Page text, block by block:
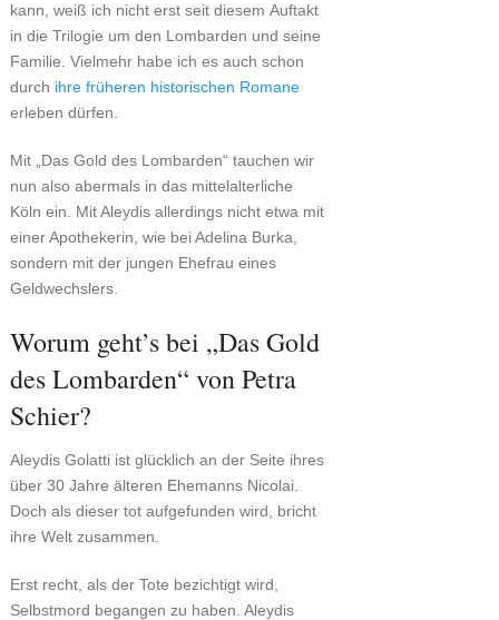
kann, weiß ich nicht erst seit diesem Auftakt
in die Trilogie um den Lombarden und seine
Familie. Vielmehr habe ich es auch schon
durch ihre früheren historischen Romane
erleben dürfen.
Mit „Das Gold des Lombarden“ tauchen wir
nun also abermals in das mittelalterliche
Köln ein. Mit Aleydis allerdings nicht etwa mit
einer Apothekerin, wie bei Adelina Burka,
sondern mit der jungen Ehefrau eines
Geldwechslers.
Worum geht’s bei „Das Gold
des Lombarden“ von Petra
Schier?
Aleydis Golatti ist glücklich an der Seite ihres
über 30 Jahre älteren Ehemanns Nicolai.
Doch als dieser tot aufgefunden wird, bricht
ihre Welt zusammen.
Erst recht, als der Tote bezichtigt wird,
Selbstmord begangen zu haben. Aleydis